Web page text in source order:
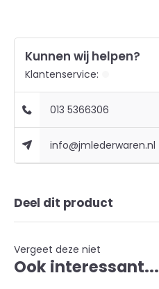
Kunnen wij helpen?
Klantenservice:
013 5366306
info@jmlederwaren.nl
Deel dit product
Vergeet deze niet
Ook interessant...